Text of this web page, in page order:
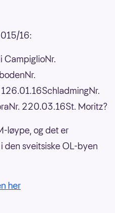
16:
CampiglioNr.
220.03.16St. Moritz?
løype, og det er
den sveitsiske OL-byen
her